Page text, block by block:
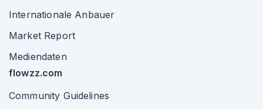
Internationale Anbauer
Market Report
Mediendaten
flowzz.com
Community Guidelines